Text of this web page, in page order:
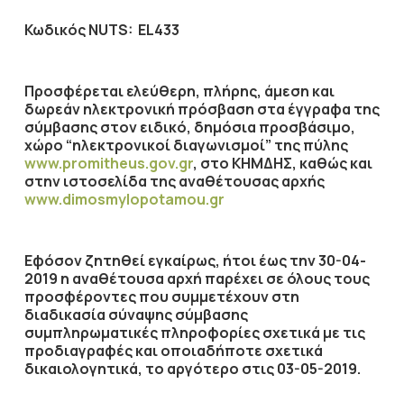
ΚωδικόςNUTS: EL433
Προσφέρεται ελεύθερη, πλήρης, άμεση και
δωρεάν ηλεκτρονική πρόσβαση στα έγγραφα της
σύμβασης στον ειδικό, δημόσια προσβάσιμο,
χώρο “ηλεκτρονικοί διαγωνισμοί” της πύλης
www.promitheus.gov.gr, στο ΚΗΜΔΗΣ, καθώς και
στην ιστοσελίδα της αναθέτουσας αρχής
www.dimosmylopotamou.gr
Εφόσον ζητηθεί εγκαίρως, ήτοι έως την30-04-
2019 η αναθέτουσα αρχή παρέχει σε όλους τους
προσφέροντες που συμμετέχουν στη
διαδικασία σύναψης σύμβασης
συμπληρωματικές πληροφορίες σχετικά με τις
προδιαγραφές και οποιαδήποτε σχετικά
δικαιολογητικά, το αργότερο στις03-05-2019.